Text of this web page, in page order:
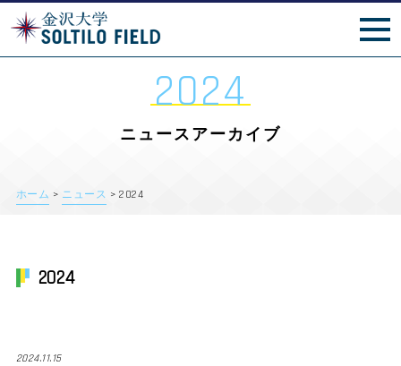
スポざわ祭
2024
ニュースアーカイブ
ホーム > ニュース > 2024
2024
2024.11.15